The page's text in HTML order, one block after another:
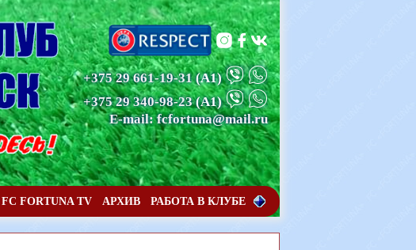
+375 29 661-19-31(А1)
+375 29 340-98-23(А1)
E-mail: fcfortuna@mail.ru
FC FORTUNA TV АРХИВ РАБОТА В КЛУБЕ